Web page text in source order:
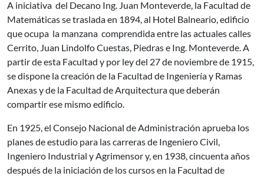
A iniciativa del Decano Ing. Juan Monteverde, la Facultad de
Matemáticas se traslada en 1894, al Hotel Balneario, edificio
que ocupa la manzana comprendida entre las actuales calles
Cerrito, Juan Lindolfo Cuestas, Piedras e Ing. Monteverde. A
partir de esta Facultad y por ley del 27 de noviembre de 1915,
se dispone la creación de la Facultad de Ingeniería y Ramas
Anexas y de la Facultad de Arquitectura que deberán
compartir ese mismo edificio.
En 1925, el Consejo Nacional de Administración aprueba los
planes de estudio para las carreras de Ingeniero Civil,
Ingeniero Industrial y Agrimensor y, en 1938, cincuenta años
después de la iniciación de los cursos en la Facultad de